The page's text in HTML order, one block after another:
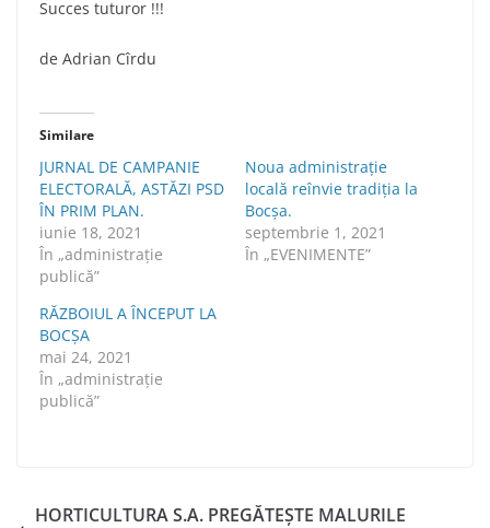
a
ţ
a
u
Succes tuturor !!!
de Adrian Cîrdu
Similare
JURNAL DE CAMPANIE
ELECTORALĂ, ASTĂZI PSD
ÎN PRIM PLAN.
iunie 18, 2021
În „administraţie
publică”
Noua administrație
locală reînvie tradiția la
Bocșa.
septembrie 1, 2021
În „EVENIMENTE”
RĂZBOIUL A ÎNCEPUT LA
BOCŞA
mai 24, 2021
În „administraţie
publică”
HORTICULTURA S.A. PREGĂTEȘTE MALURILE